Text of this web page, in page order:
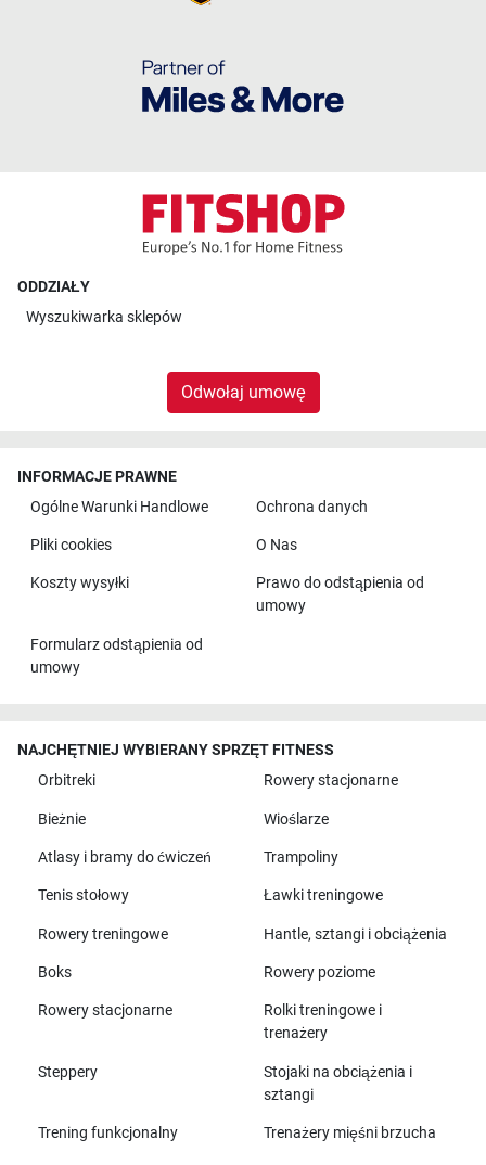
ODDZIAŁY
Wyszukiwarka sklepów
Odwołaj umowę
INFORMACJE PRAWNE
Ogólne Warunki Handlowe
Ochrona danych
Pliki cookies O Nas
Koszty wysyłki
Prawo do odstąpienia od
umowy
Formularz odstąpienia od
umowy
NAJCHĘTNIEJ WYBIERANY SPRZĘT FITNESS
Orbitreki
Rowery stacjonarne
Bieżnie Wioślarze
Atlasy i bramy do ćwiczeń Trampoliny
Tenis stołowy Ławki treningowe
Rowery treningowe Hantle, sztangi i obciążenia
Boks Rowery poziome
Rowery stacjonarne
Rolki treningowe i
trenażery
Steppery
Stojaki na obciążenia i
sztangi
Trening funkcjonalny Trenażery mięśni brzucha